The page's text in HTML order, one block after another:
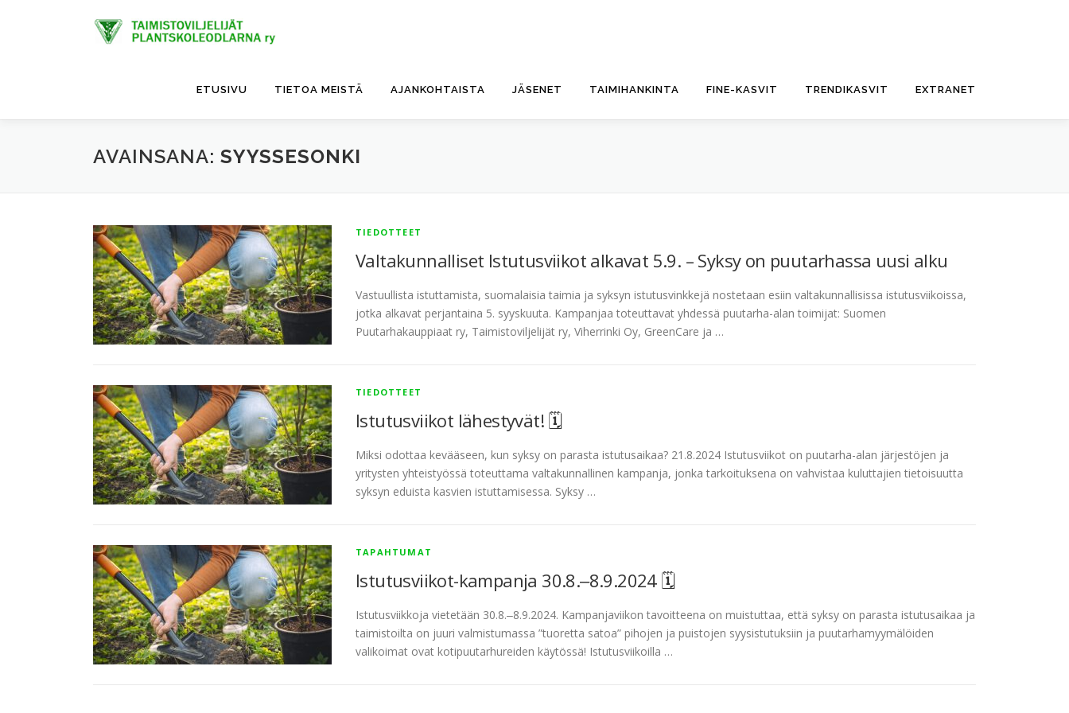
ETUSIVU TIETOA MEISTÄ AJANKOHTAISTA JÄSENET TAIMIHANKINTA FINE-KASVIT TRENDIKASVIT EXTRANET
AVAINSANA: SYYSSESONKI
TIEDOTTEET
Valtakunnalliset Istutusviikot alkavat 5.9. – Syksy on puutarhassa uusi alku
Vastuullista istuttamista, suomalaisia taimia ja syksyn istutusvinkkejä nostetaan esiin valtakunnallisissa istutusviikoissa,
jotka alkavat perjantaina 5. syyskuuta. Kampanjaa toteuttavat yhdessä puutarha-alan toimijat: Suomen
Puutarhakauppiaat ry, Taimistoviljelijät ry, Viherrinki Oy, GreenCare ja …
TIEDOTTEET
Istutusviikot lähestyvät! 🗓
Miksi odottaa kevääseen, kun syksy on parasta istutusaikaa? 21.8.2024 Istutusviikot on puutarha-alan järjestöjen ja
yritysten yhteistyössä toteuttama valtakunnallinen kampanja, jonka tarkoituksena on vahvistaa kuluttajien tietoisuutta
syksyn eduista kasvien istuttamisessa. Syksy …
TAPAHTUMAT
Istutusviikot-kampanja 30.8.‒8.9.2024 🗓
Istutusviikkoja vietetään 30.8.‒8.9.2024. Kampanjaviikon tavoitteena on muistuttaa, että syksy on parasta istutusaikaa ja
taimistoilta on juuri valmistumassa ”tuoretta satoa” pihojen ja puistojen syysistutuksiin ja puutarhamyymälöiden
valikoimat ovat kotipuutarhureiden käytössä! Istutusviikoilla …